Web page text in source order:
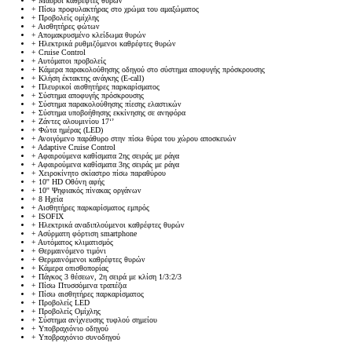
+ Πίσω προφυλακτήρας στο χρώμα του αμαξώματος
+ Προβολείς ομίχλης
+ Αισθητήρες φώτων
+ Απομακρυσμένο κλείδωμα θυρών
+ Ηλεκτρικά ρυθμιζόμενοι καθρέφτες θυρών
+ Cruise Control
+ Αυτόματοι προβολείς
+ Κάμερα παρακολούθησης οδηγού στο σύστημα αποφυγής πρόσκρουσης
+ Κλήση έκτακτης ανάγκης (E-call)
+ Πλευρικοί αισθητήρες παρκαρίσματος
+ Σύστημα αποφυγής πρόσκρουσης
+ Σύστημα παρακολούθησης πίεσης ελαστικών
+ Σύστημα υποβοήθησης εκκίνησης σε ανηφόρα
+ Ζάντες αλουμινίου 17‘’
+ Φώτα ημέρας (LED)
+ Ανοιγόμενο παράθυρο στην πίσω θύρα του χώρου αποσκευών
+ Adaptive Cruise Control
+ Αφαιρούμενα καθίσματα 2ης σειράς με ράγα
+ Αφαιρούμενα καθίσματα 3ης σειράς με ράγα
+ Χειροκίνητο σκίαστρο πίσω παραθύρου
+ 10'' HD Οθόνη αφής
+ 10'' Ψηφιακός πίνακας οργάνων
+ 8 Ηχεία
+ Aισθητήρες παρκαρίσματος εμπρός
+ ISOFIX
+ Ηλεκτρικά αναδιπλούμενοι καθρέφτες θυρών
+ Ασύρματη φόρτιση smartphone
+ Αυτόματος κλιματισμός
+ Θερμαινόμενο τιμόνι
+ Θερμαινόμενοι καθρέφτες θυρών
+ Κάμερα οπισθοπορίας
+ Πάγκος 3 θέσεων, 2η σειρά με κλίση 1/3:2/3
+ Πίσω Πτυσσόμενα τραπέζια
+ Πίσω αισθητήρες παρκαρίσματος
+ Προβολείς LED
+ Προβολείς Ομίχλης
+ Σύστημα ανίχνευσης τυφλού σημείου
+ Υποβραχιόνιο οδηγού
+ Υποβραχιόνιο συνοδηγού